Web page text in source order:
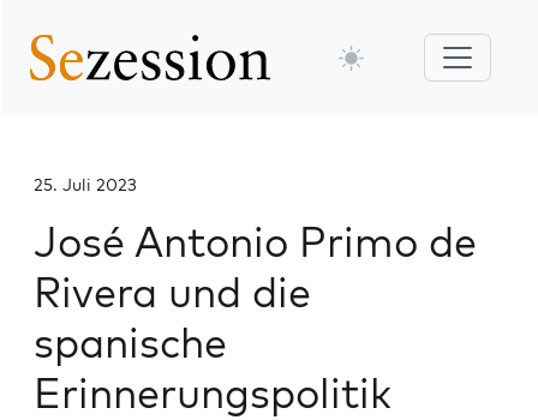
25. Juli 2023
José Antonio Primo de
Rivera und die
spanische
Erinnerungspolitik